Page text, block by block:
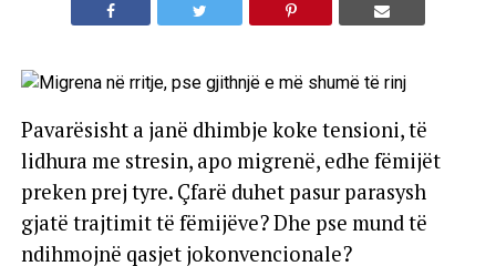
Pavarësisht a janë dhimbje koke tensioni, të
lidhura me stresin, apo migrenë, edhe fëmijët
preken prej tyre. Çfarë duhet pasur parasysh
gjatë trajtimit të fëmijëve? Dhe pse mund të
ndihmojnë qasjet jokonvencionale?